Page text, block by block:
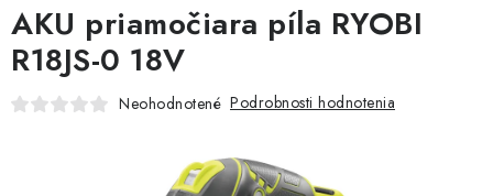
Chovateľské potreby
AKU priamočiara píla RYOBI
R18JS-0 18V
Neohodnotené Podrobnosti hodnotenia